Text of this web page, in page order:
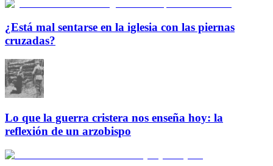
¿Está mal sentarse en la iglesia con las piernas
cruzadas?
Lo que la guerra cristera nos enseña hoy: la
reflexión de un arzobispo